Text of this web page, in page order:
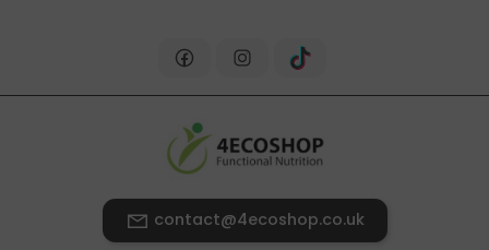
contact@4ecoshop.co.uk